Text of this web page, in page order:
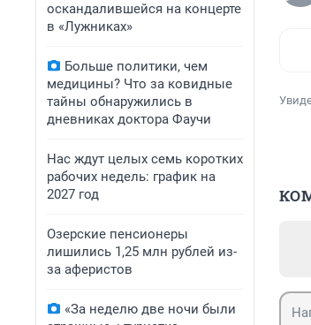
оскандалившейся на концерте
в «Лужниках»
Больше политики, чем
медицины? Что за ковидные
тайны обнаружились в
дневниках доктора Фаучи
Нас ждут целых семь коротких
рабочих недель: график на
2027 год
Озерские пенсионеры
лишились 1,25 млн рублей из-
за аферистов
«За неделю две ночи были